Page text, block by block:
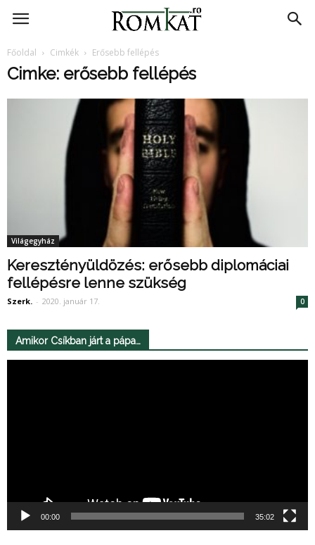
RomKat.ro
Főoldal Cimkék Erősebb fellépés
Cimke: erősebb fellépés
Világegyház
Keresztényüldözés: erősebb diplomáciai
fellépésre lenne szükség
Szerk. - 2020. január 17. 0
Amikor Csíkban járt a pápa…
00:00 35:02